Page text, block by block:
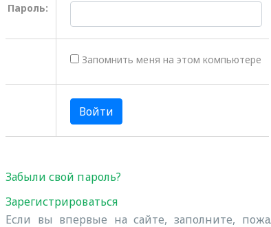
Пароль:
Запомнить меня на этом компьютере
Забыли свой пароль?
Зарегистрироваться
Если вы впервые на сайте, заполните,